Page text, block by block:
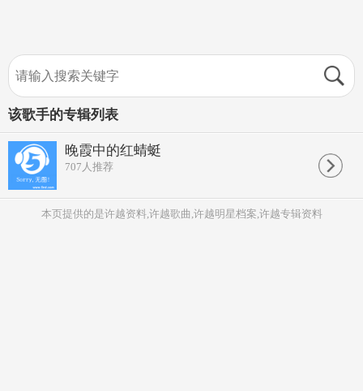
该歌手的专辑列表
晚霞中的红蜻蜓
707 人推荐
本页提供的是许越资料,许越歌曲,许越明星档案,许越专辑资料